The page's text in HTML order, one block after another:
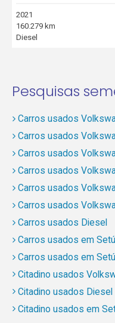
2021
160.279 km
Diesel
Pesquisas
Carros usados
Carros usados
Carros usados
Carros usados
Carros usados
Carros usados
Carros usados Diesel
Carros usados em
Carros usados em
Citadino usados
Citadino usados Diesel
Citadino usados em